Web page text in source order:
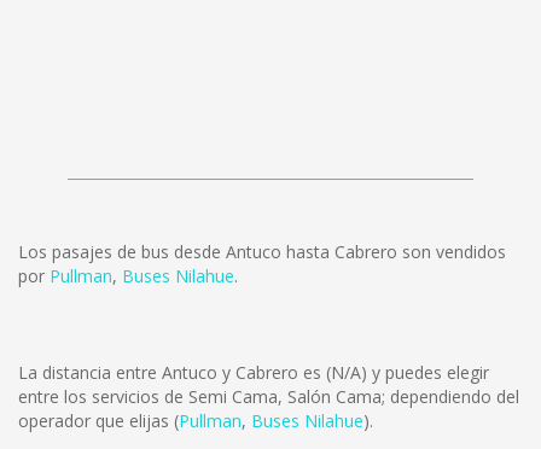
Los pasajes de bus desde Antuco hasta Cabrero son vendidos
por Pullman, Buses Nilahue.
La distancia entre Antuco y Cabrero es (N/A) y puedes elegir
entre los servicios de Semi Cama, Salón Cama; dependiendo del
operador que elijas (Pullman, Buses Nilahue).